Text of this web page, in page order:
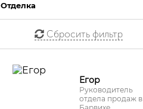
Отделка
Сбросить фильтр
Егор
Руководитель
отдела продаж в